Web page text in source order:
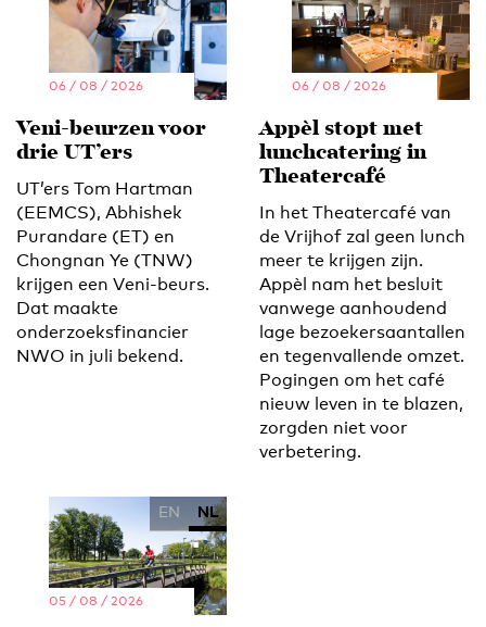
06 / 08 / 2026
Veni-beurzen voor
drie UT’ers
UT’ers Tom Hartman
(EEMCS), Abhishek
Purandare (ET) en
Chongnan Ye (TNW)
krijgen een Veni-beurs.
Dat maakte
onderzoeksfinancier
NWO in juli bekend.
06 / 08 / 2026
Appèl stopt met
lunchcatering in
Theatercafé
In het Theatercafé van
de Vrijhof zal geen lunch
meer te krijgen zijn.
Appèl nam het besluit
vanwege aanhoudend
lage bezoekersaantallen
en tegenvallende omzet.
Pogingen om het café
nieuw leven in te blazen,
zorgden niet voor
verbetering.
EN NL
05 / 08 / 2026